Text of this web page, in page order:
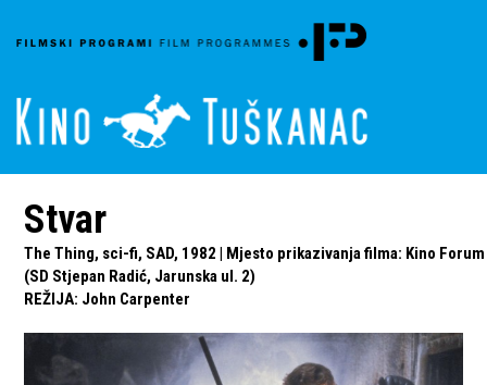
Stvar
The Thing, sci-fi, SAD, 1982 | Mjesto prikazivanja filma: Kino Forum
(SD Stjepan Radić, Jarunska ul. 2)
REŽIJA: John Carpenter